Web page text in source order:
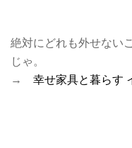
絶対にどれも外せない
じゃ。
→ 幸せ家具と暮らす